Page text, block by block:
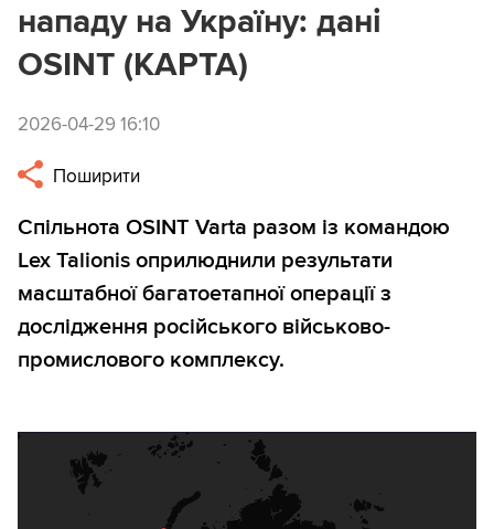
нападу на Україну: дані
OSINT (КАРТА)
2026-04-29 16:10
Поширити
Спільнота OSINT Varta разом із командою
Lex Talionis оприлюднили результати
масштабної багатоетапної операції з
дослідження російського військово-
промислового комплексу.